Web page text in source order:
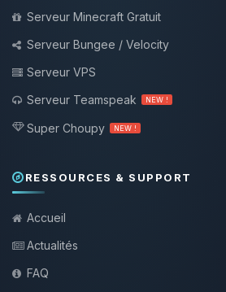
Serveur Minecraft Gratuit
Serveur Bungee / Velocity
Serveur VPS
Serveur Teamspeak
NEW !
Super Choupy NEW !
RESSOURCES & SUPPORT
Accueil
Actualités
FAQ